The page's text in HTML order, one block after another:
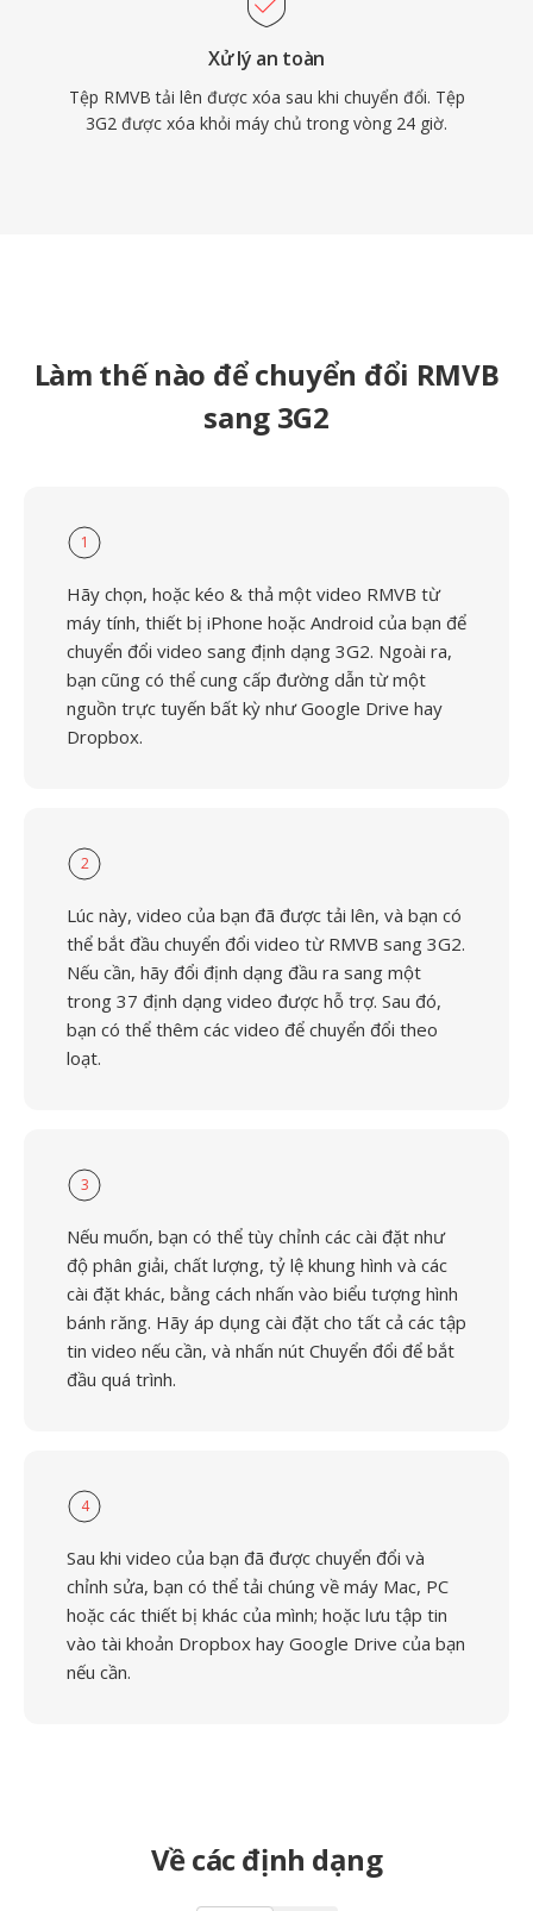
Xử lý an toàn
Tệp RMVB tải lên được xóa sau khi chuyển đổi. Tệp
3G2 được xóa khỏi máy chủ trong vòng 24 giờ.
Làm thế nào để chuyển đổi RMVB
sang 3G2
1
Hãy chọn, hoặc kéo & thả một video RMVB từ
máy tính, thiết bị iPhone hoặc Android của bạn để
chuyển đổi video sang định dạng 3G2. Ngoài ra,
bạn cũng có thể cung cấp đường dẫn từ một
nguồn trực tuyến bất kỳ như Google Drive hay
Dropbox.
2
Lúc này, video của bạn đã được tải lên, và bạn có
thể bắt đầu chuyển đổi video từ RMVB sang 3G2.
Nếu cần, hãy đổi định dạng đầu ra sang một
trong 37 định dạng video được hỗ trợ. Sau đó,
bạn có thể thêm các video để chuyển đổi theo
loạt.
3
Nếu muốn, bạn có thể tùy chỉnh các cài đặt như
độ phân giải, chất lượng, tỷ lệ khung hình và các
cài đặt khác, bằng cách nhấn vào biểu tượng hình
bánh răng. Hãy áp dụng cài đặt cho tất cả các tập
tin video nếu cần, và nhấn nút Chuyển đổi để bắt
đầu quá trình.
4
Sau khi video của bạn đã được chuyển đổi và
chỉnh sửa, bạn có thể tải chúng về máy Mac, PC
hoặc các thiết bị khác của mình; hoặc lưu tập tin
vào tài khoản Dropbox hay Google Drive của bạn
nếu cần.
Về các định dạng